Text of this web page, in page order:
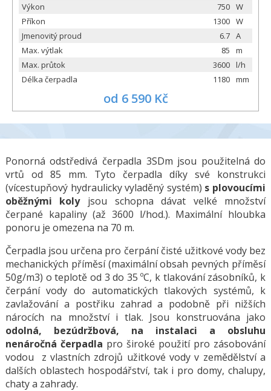
Výkon 750 W
Příkon
1300 W
Jmenovitý proud
6.7 A
Max. výtlak
85
m
Max. průtok
3600 l/h
Délka čerpadla
1180 mm
od 6 590 Kč
Ponorná odstředivá čerpadla 3SDm jsou použitelná do
vrtů od 85 mm. Tyto čerpadla díky své konstrukci
(vícestupňový hydraulicky vyladěný systém) s plovoucími
oběžnými kolyjsou schopna dávat velké množství
čerpané kapaliny (až 3600 l/hod.). Maximální hloubka
ponoru je omezena na 70 m.
Čerpadla jsou určena pro čerpání čisté užitkové vody bez
mechanických příměsí (maximální obsah pevných příměsí
50g/m3) o teplotě od 3 do 35 ºC, k tlakování zásobníků, k
čerpání vody do automatických tlakových systémů, k
zavlažování a postřiku zahrad a podobně při nižších
nárocích na množství i tlak. Jsou konstruována jako
odolná, bezúdržbová, na instalaci a obsluhu
nenáročná čerpadla pro široké použití pro zásobování
vodou z vlastních zdrojů užitkové vody v zemědělství a
dalších oblastech hospodářství, tak i pro domy, chalupy,
chaty a zahrady.